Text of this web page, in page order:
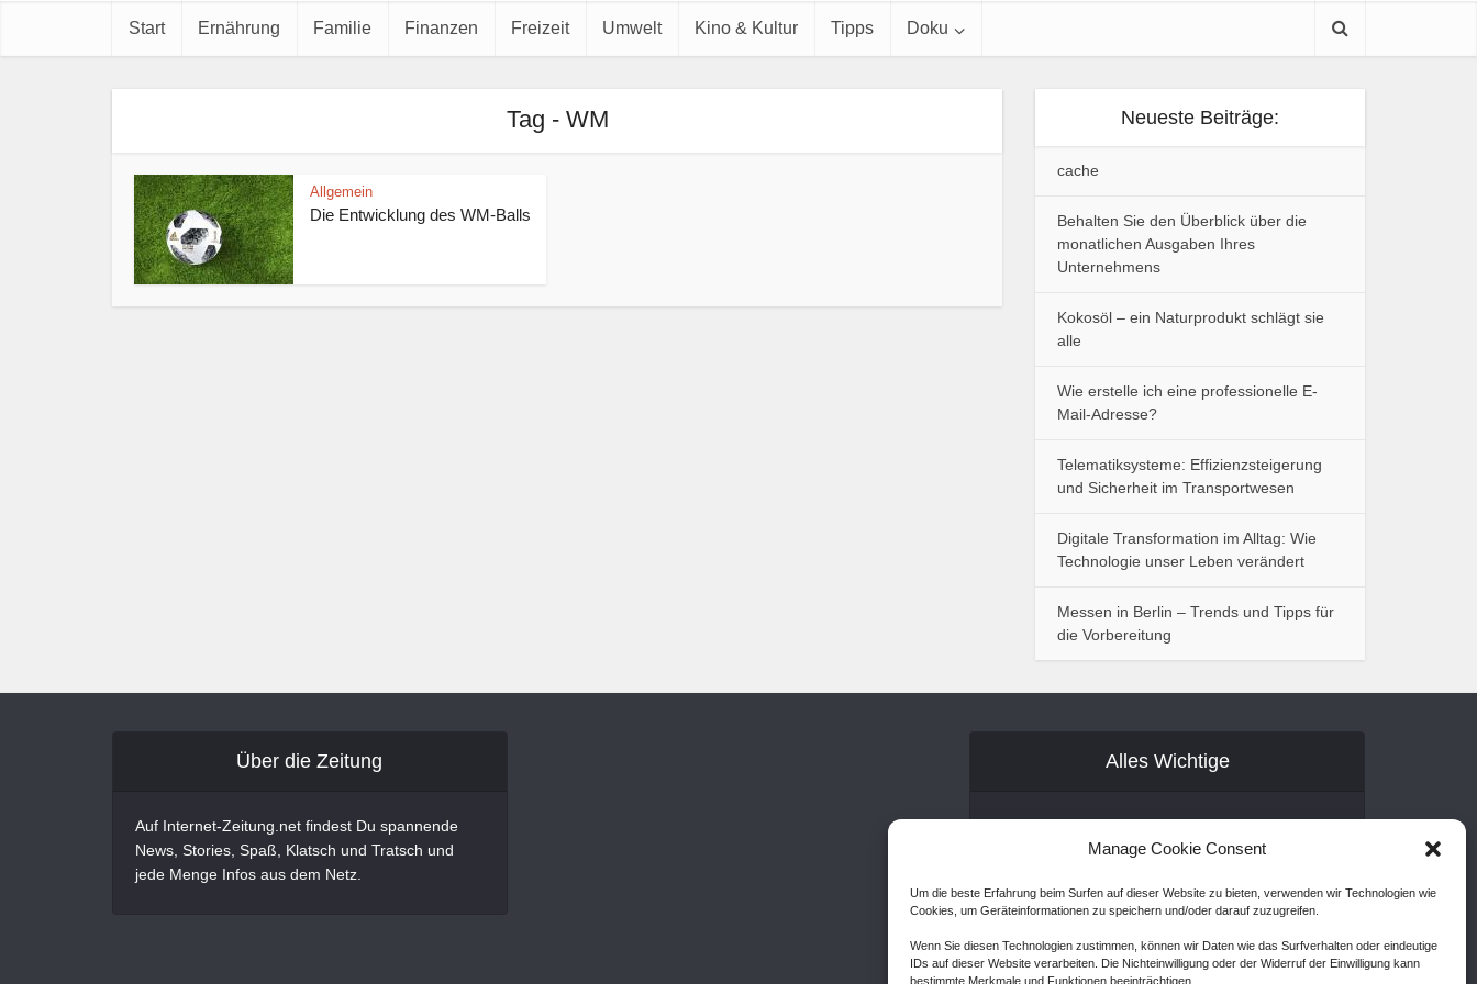
Manage Cookie Consent
Um die beste Erfahrung beim Surfen auf dieser Website zu bieten, verwenden wir Technologien wie
Cookies, um Geräteinformationen zu speichern und/oder darauf zuzugreifen.
Wenn Sie diesen Technologien zustimmen, können wir Daten wie das Surfverhalten oder eindeutige
IDs auf dieser Website verarbeiten. Die Nichteinwilligung oder der Widerruf der Einwilligung kann
bestimmte Merkmale und Funktionen beeinträchtigen.
Start Ernährung Familie Finanzen Freizeit Umwelt Kino & Kultur Tipps Doku
Tag - WM
Allgemein
Die Entwicklung des WM-Balls
Neueste Beiträge:
cache
Behalten Sie den Überblick über die
monatlichen Ausgaben Ihres
Unternehmens
Kokosöl – ein Naturprodukt schlägt sie
alle
Wie erstelle ich eine professionelle E-
Mail-Adresse?
Telematiksysteme: Effizienzsteigerung
und Sicherheit im Transportwesen
Digitale Transformation im Alltag: Wie
Technologie unser Leben verändert
Messen in Berlin – Trends und Tipps für
die Vorbereitung
Über die Zeitung
Auf Internet-Zeitung.net findest Du spannende
News, Stories, Spaß, Klatsch und Tratsch und
jede Menge Infos aus dem Netz.
Alles Wichtige
AGB
Disclaimer